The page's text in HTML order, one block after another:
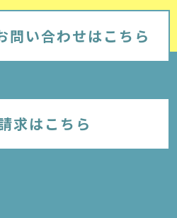
問い合わせはこちら
求はこちら